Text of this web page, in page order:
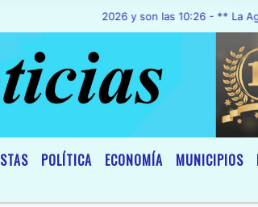
de 2026 y son las 10:26 - ** La Agencia
POLÍTICA ECONOMÍA MUNICIPIOS